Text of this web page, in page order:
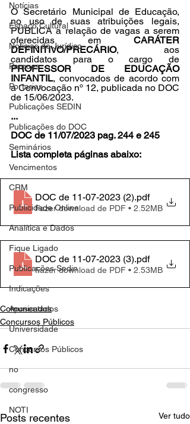
Notícias
Espaço Cultural
Notícias do Jurídico
Parques
Portarias
Publicações SEDIN
Publicações do DOC
Seminários
Vencimentos
CRM
Publicidade Online
Analítica e Dados
Fique Ligado
Publicações Sedin
Indicações
Aposentados
Universidade
Concursos Públicos
no
congresso
NOTI
O Secretário Municipal de Educação,
no uso de suas atribuições legais,
PUBLICA a relação de vagas a serem
oferecidas em CARÁTER
DEFINITIVO/PRECÁRIO, aos
PROFESSOR DE EDUCAÇÃO
INFANTIL, convocados de acordo com
a Convocação nº 12, publicada no DOC
de 15/06/2023.
...
DOC de 11/07/2023 pag. 244 e 245
Lista completa páginas abaixo:
DOC de 11-07-2023 (2).pdf
Fazer download de PDF • 2.52MB
DOC de 11-07-2023 (3).pdf
Fazer download de PDF • 2.53MB
Comunicados
Concursos Públicos
Posts recentes Ver tudo